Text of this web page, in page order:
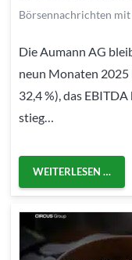
Börsennachrichten
Die Aumann AG
neun Monaten 2025
32,4 %), das
stieg…
WEITERLESEN …